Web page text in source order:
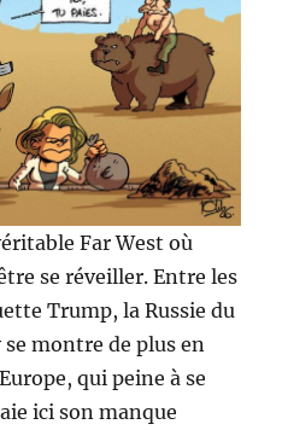
Far West où
se réveiller. Entre les
Trump, la Russie du
montre de plus en
qui peine à se
ici son manque